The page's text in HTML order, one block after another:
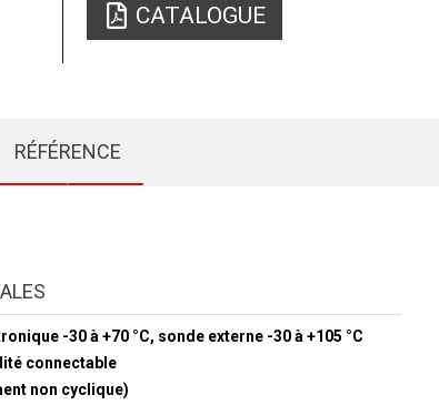
CATALOGUE
RÉFÉRENCE
-30 à +70 °C, sonde externe -30 à +105 °C
connectable
non cyclique)